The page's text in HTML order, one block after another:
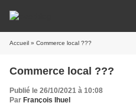
Accueil » Commerce local ???
Commerce local ???
Publié le 26/10/2021 à 10:08
Par François Ihuel